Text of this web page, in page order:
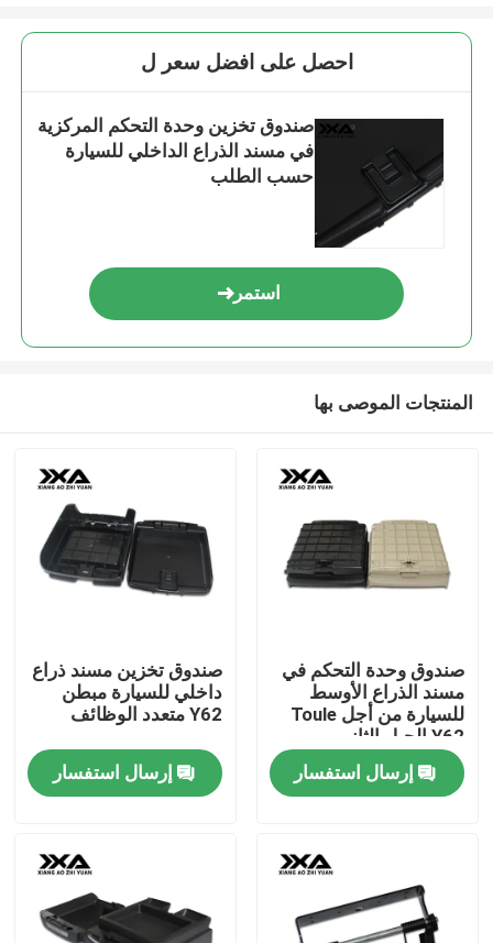
منزل
المنتجات
جولة في المعمل
احصل على افضل سعر ل
صندوق تخزين وحدة التحكم المركزية
في مسند الذراع الداخلي للسيارة
حسب الطلب
استمر
المنتجات الموصى بها
صندوق وحدة التحكم في
مسند الذراع الأوسط
للسيارة من أجل Toule
Y62 الجيل الثاني
إرسال استفسار
صندوق تخزين مسند ذراع
داخلي للسيارة مبطن
Y62 متعدد الوظائف
إرسال استفسار